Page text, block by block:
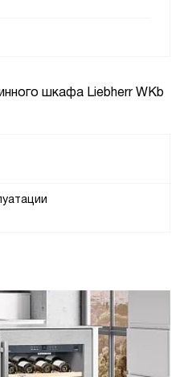
шкафа Liebherr WKb